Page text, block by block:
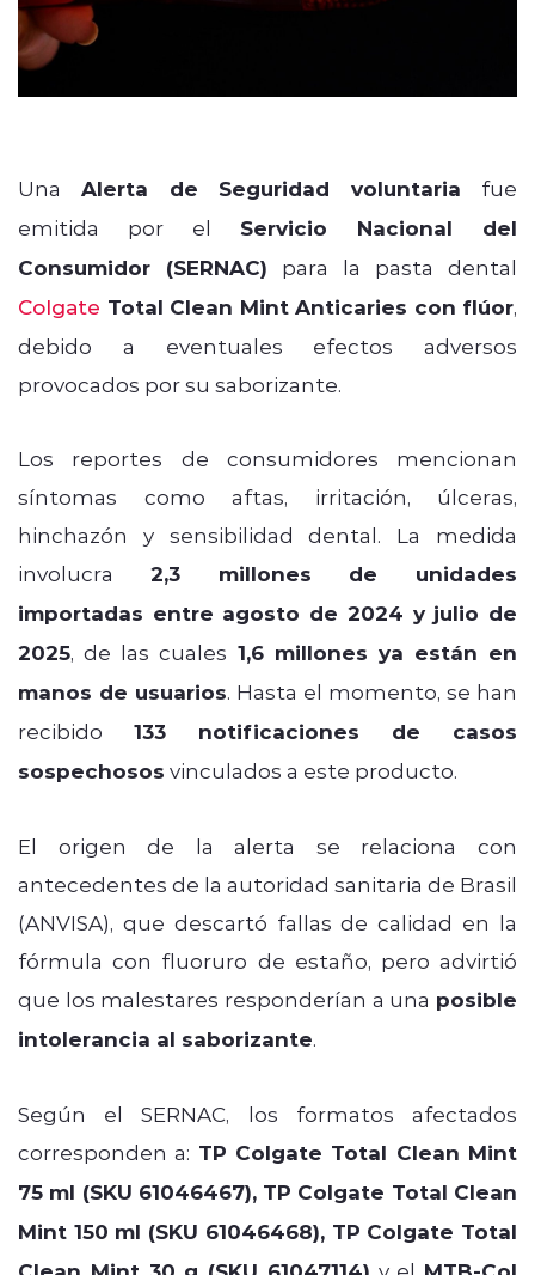
Una Alerta de Seguridad voluntaria fue
emitida por el Servicio Nacional del
Consumidor (SERNAC) para la pasta dental
Colgate Total Clean Mint Anticaries con flúor,
debido a eventuales efectos adversos
provocados por su saborizante.
Los reportes de consumidores mencionan
síntomas como aftas, irritación, úlceras,
hinchazón y sensibilidad dental. La medida
involucra 2,3 millones de unidades
importadas entre agosto de 2024 y julio de
2025, de las cuales 1,6 millones ya están en
manos de usuarios. Hasta el momento, se han
recibido 133 notificaciones de casos
sospechosos vinculados a este producto.
El origen de la alerta se relaciona con
antecedentes de la autoridad sanitaria de Brasil
(ANVISA), que descartó fallas de calidad en la
fórmula con fluoruro de estaño, pero advirtió
que los malestares responderían a una posible
intolerancia al saborizante.
Según el SERNAC, los formatos afectados
corresponden a: TP Colgate Total Clean Mint
75 ml (SKU 61046467), TP Colgate Total Clean
Mint 150 ml (SKU 61046468), TP Colgate Total
y el